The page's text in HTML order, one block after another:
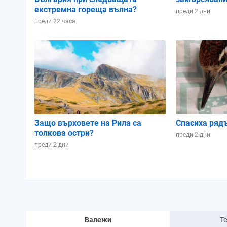
екстремна гореща вълна?
преди 22 часа
преди 2 дни
Защо върховете на Рила са
толкова остри?
преди 2 дни
Спасиха
преди 2 дни
Валежи